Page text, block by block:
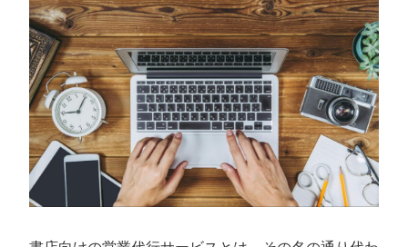
株式会社ブリッジ｜出版業界で培った経験を活用
株式会社トーハン・コンサルティング｜50年以上の豊
富なノウハウと実績
株式会社サンブック社｜全国2,000書店を直接訪問
株式会社東京出版サービス｜出版業界に精通したスタ
ッフと莫大な蓄積データ
株式会社エフィカス｜売れる良書をテーマに営業活動
出版業界の営業代行会社の費用相場